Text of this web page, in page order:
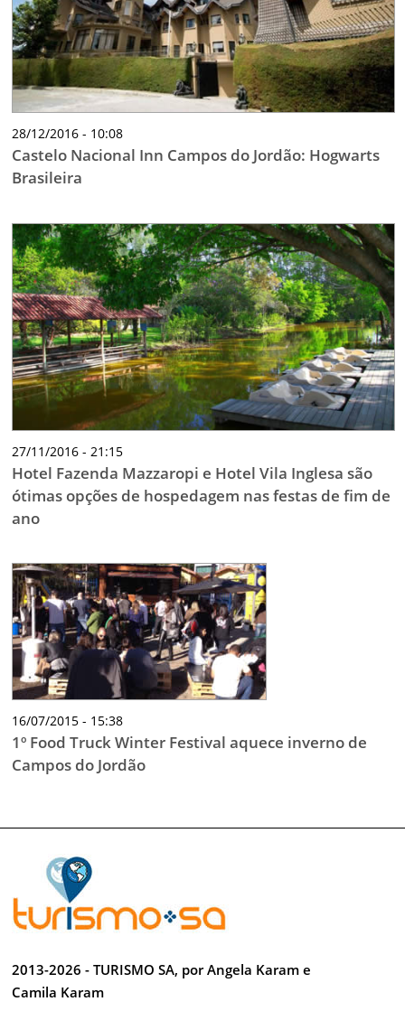
28/12/2016 - 10:08
Castelo Nacional Inn Campos do Jordão: Hogwarts
Brasileira
27/11/2016 - 21:15
Hotel Fazenda Mazzaropi e Hotel Vila Inglesa são
ótimas opções de hospedagem nas festas de fim de
ano
16/07/2015 - 15:38
1º Food Truck Winter Festival aquece inverno de
Campos do Jordão
2013-2026 - TURISMO SA, por Angela Karam e
Camila Karam